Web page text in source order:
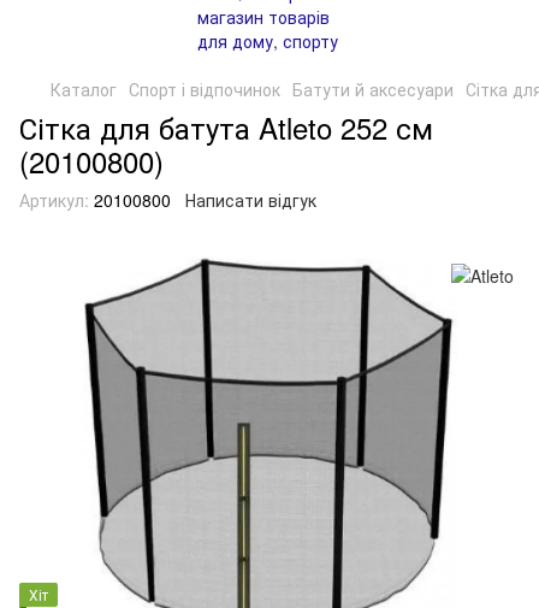
Каталог Спорт і відпочинок Батути й аксесуари Сітка
Сітка для батута Atleto 252 см
(20100800)
Артикул: 20100800 Написати відгук
Хіт